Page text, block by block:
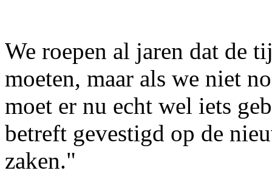
We roepen al jaren dat de
moeten, maar als we niet
moet er nu echt wel iets
betreft gevestigd op de
zaken."